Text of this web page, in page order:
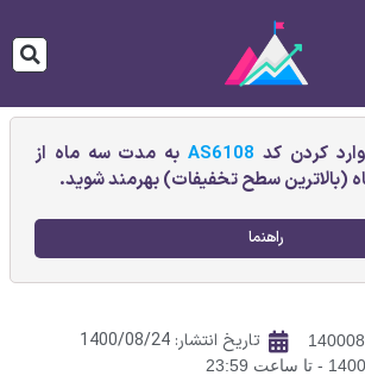
کردن کد AS6108به مدت سه ماه از
(بالاترین سطح تخفیفات) بهرمند شوید.
راهنما
تاریخ انتشار: 1400/08/24